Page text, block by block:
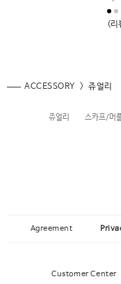
(리
ACCESSORY 쥬얼리
쥬얼리 스카프/머
Agreement
Customer Center